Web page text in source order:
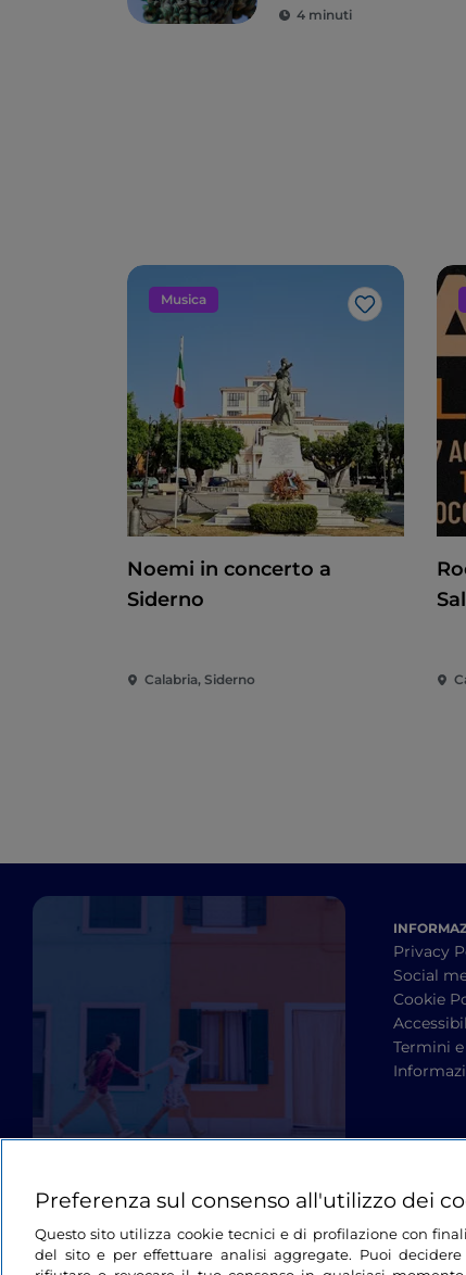
4 minuti
Musica
Like
Noemi in concerto a
Siderno
Calabria, Siderno
Privacy
Social
Cookie
Termini
Preferenza sul consenso all'utilizzo dei
Questo sito utilizza cookie tecnici e di profilazione con
del sito e per effettuare analisi aggregate. Puoi